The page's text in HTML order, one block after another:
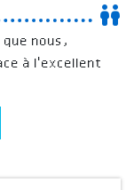
nous,
à l'excellent